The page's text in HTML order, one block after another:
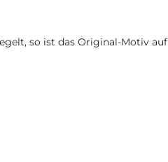
so ist das Original-Motiv auf